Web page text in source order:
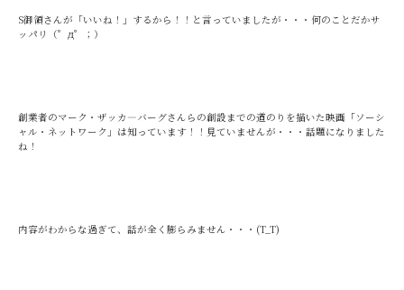
S御領さんが「いいね！」するから！！と言っていましたが・・・何のことだかサ
ッパリ（゜д゜；）
創業者のマーク・ザッカ―バーグさんらの創設までの道のりを描いた映画「ソーシ
ャル・ネットワーク」は知っています！！見ていませんが・・・話題になりました
ね！
内容がわからな過ぎて、話が全く膨らみません・・・(T_T)